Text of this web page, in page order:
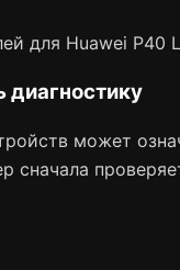
для Huawei P40
диагностику
может
сначала